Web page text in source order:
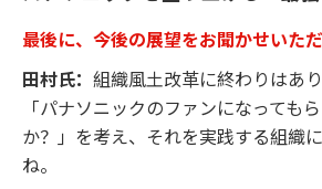
最後に、今後の展望をお聞かせいただ
田村氏： 組織風土改革に終わりはあ
「パナソニックのファンになっても
か？」を考え、それを実践する組織
ね。